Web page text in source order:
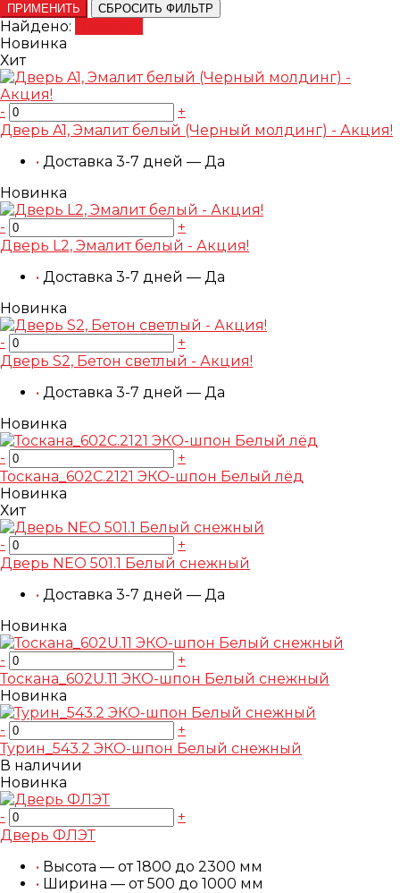
ПРИМЕНИТЬ СБРОСИТЬ ФИЛЬТР
Найдено:
Новинка
Хит
-
+
Дверь A1, Эмалит белый (Черный молдинг) - Акция!
• Доставка 3-7 дней — Да
Новинка
-
+
Дверь L2, Эмалит белый - Акция!
• Доставка 3-7 дней — Да
Новинка
-
+
Дверь S2, Бетон светлый - Акция!
• Доставка 3-7 дней — Да
Новинка
-
+
Тоскана_602С.2121 ЭКО-шпон Белый лёд
Новинка
Хит
-
+
Дверь NEO 501.1 Белый снежный
• Доставка 3-7 дней — Да
Новинка
-
+
Тоскана_602U.11 ЭКО-шпон Белый снежный
Новинка
-
+
Турин_543.2 ЭКО-шпон Белый снежный
В наличии
Новинка
-
+
Дверь ФЛЭТ
• Высота — от 1800 до 2300 мм
• Ширина — от 500 до 1000 мм